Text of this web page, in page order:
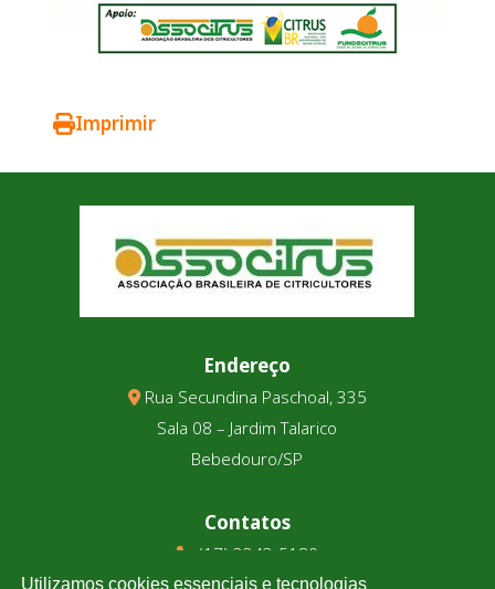
Imprimir
Endereço
Rua Secundina Paschoal, 335
Sala 08 – Jardim Talarico
Bebedouro/SP
Contatos
(17) 3343-5180
Utilizamos cookies essenciais e tecnologias